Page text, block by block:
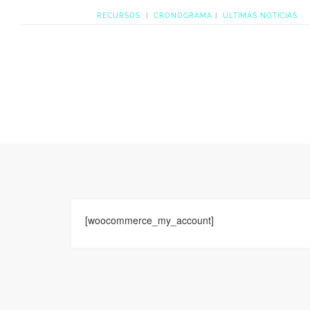
RECURSOS CRONOGRAMA ÚLTIMAS NOTICIAS
[woocommerce_my_account]